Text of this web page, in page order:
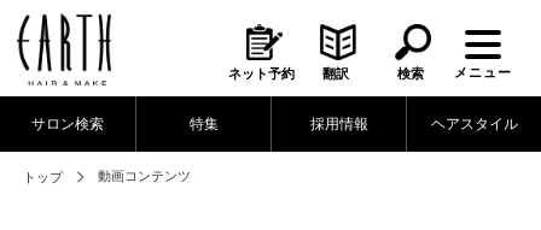
ネット予約 翻訳 検索 メニュー
サロン検索 特集 採用情報 ヘアスタイル
トップ 動画コンテンツ